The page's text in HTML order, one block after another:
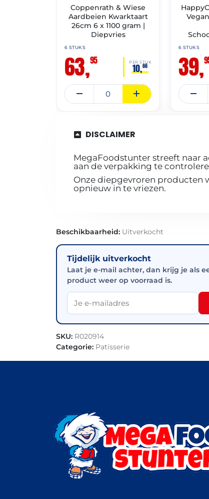
✓ VAST ASSORTIMENT
Coppenrath & Wiese
Aardbeien Kwarktaart
26cm 6 x 1100 gram |
Diepvries
6 STUKS
63,95 PER STUK
10,66
🔥 OP=OP
6 STUKS
39,
DISCLAIMER
MegaFoodstunter streeft naar
aan de verpakking te
Onze diepgevroren producten
opnieuw in te vriezen.
Beschikbaarheid: Uitverkocht
Tijdelijk uitverkocht
Laat je e-mail achter, dan krijg je als
product weer op voorraad is.
SKU: R020914
Categorie: Patisserie